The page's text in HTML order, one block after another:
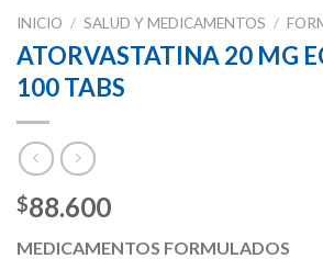
INICIO / SALUD Y MEDICAMENTOS /
ATORVASTATINA 20 MG
100 TABS
$88.600
MEDICAMENTOS FORMULADOS